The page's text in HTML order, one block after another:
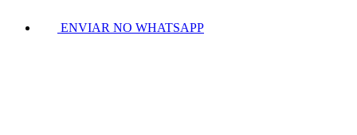
ENVIAR NO WHATSAPP